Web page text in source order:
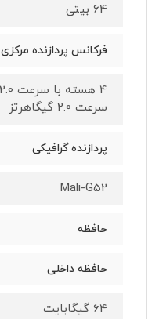
64 بیتی
فرکانس پردازنده مرکزی
سرعت 2.0 گیگاهرتز
پردازنده گرافیکی
Mali-G52
حافظه
حافظه داخلی
64 گیگابایت